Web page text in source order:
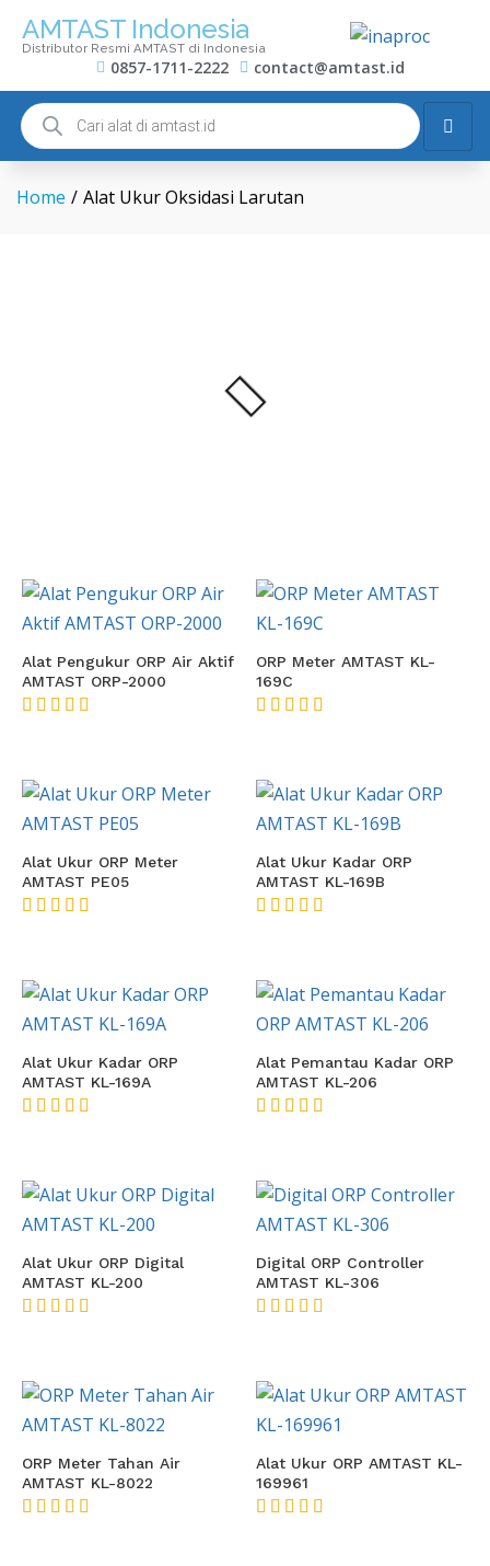
AMTAST Indonesia
Distributor Resmi AMTAST di Indonesia
0857-1711-2222 contact@amtast.id
Home / Alat Ukur Oksidasi Larutan
Alat Pengukur ORP Air Aktif
AMTAST ORP-2000
ORP Meter AMTAST KL-
169C
Alat Ukur ORP Meter
AMTAST PE05
Alat Ukur Kadar ORP
AMTAST KL-169B
Alat Ukur Kadar ORP
AMTAST KL-169A
Alat Pemantau Kadar ORP
AMTAST KL-206
Alat Ukur ORP Digital
AMTAST KL-200
Digital ORP Controller
AMTAST KL-306
ORP Meter Tahan Air
AMTAST KL-8022
Alat Ukur ORP AMTAST KL-
169961